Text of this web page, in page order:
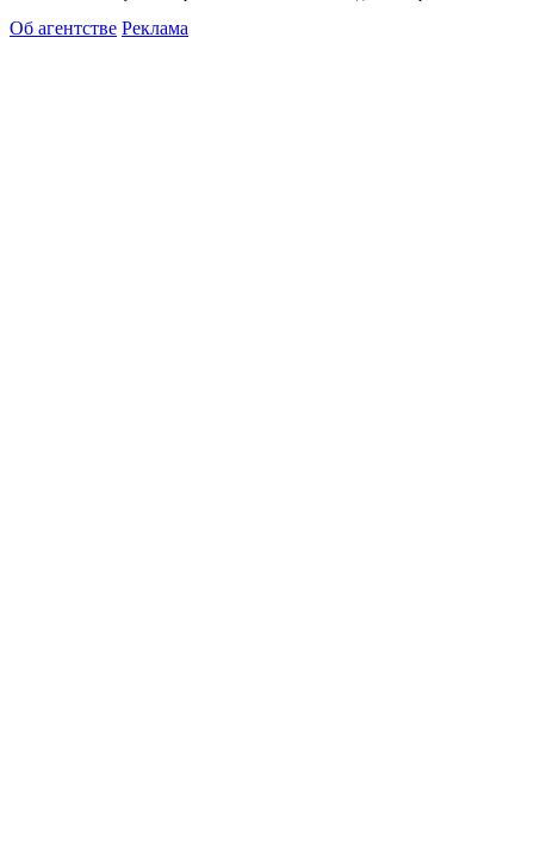
Об агентстве Реклама